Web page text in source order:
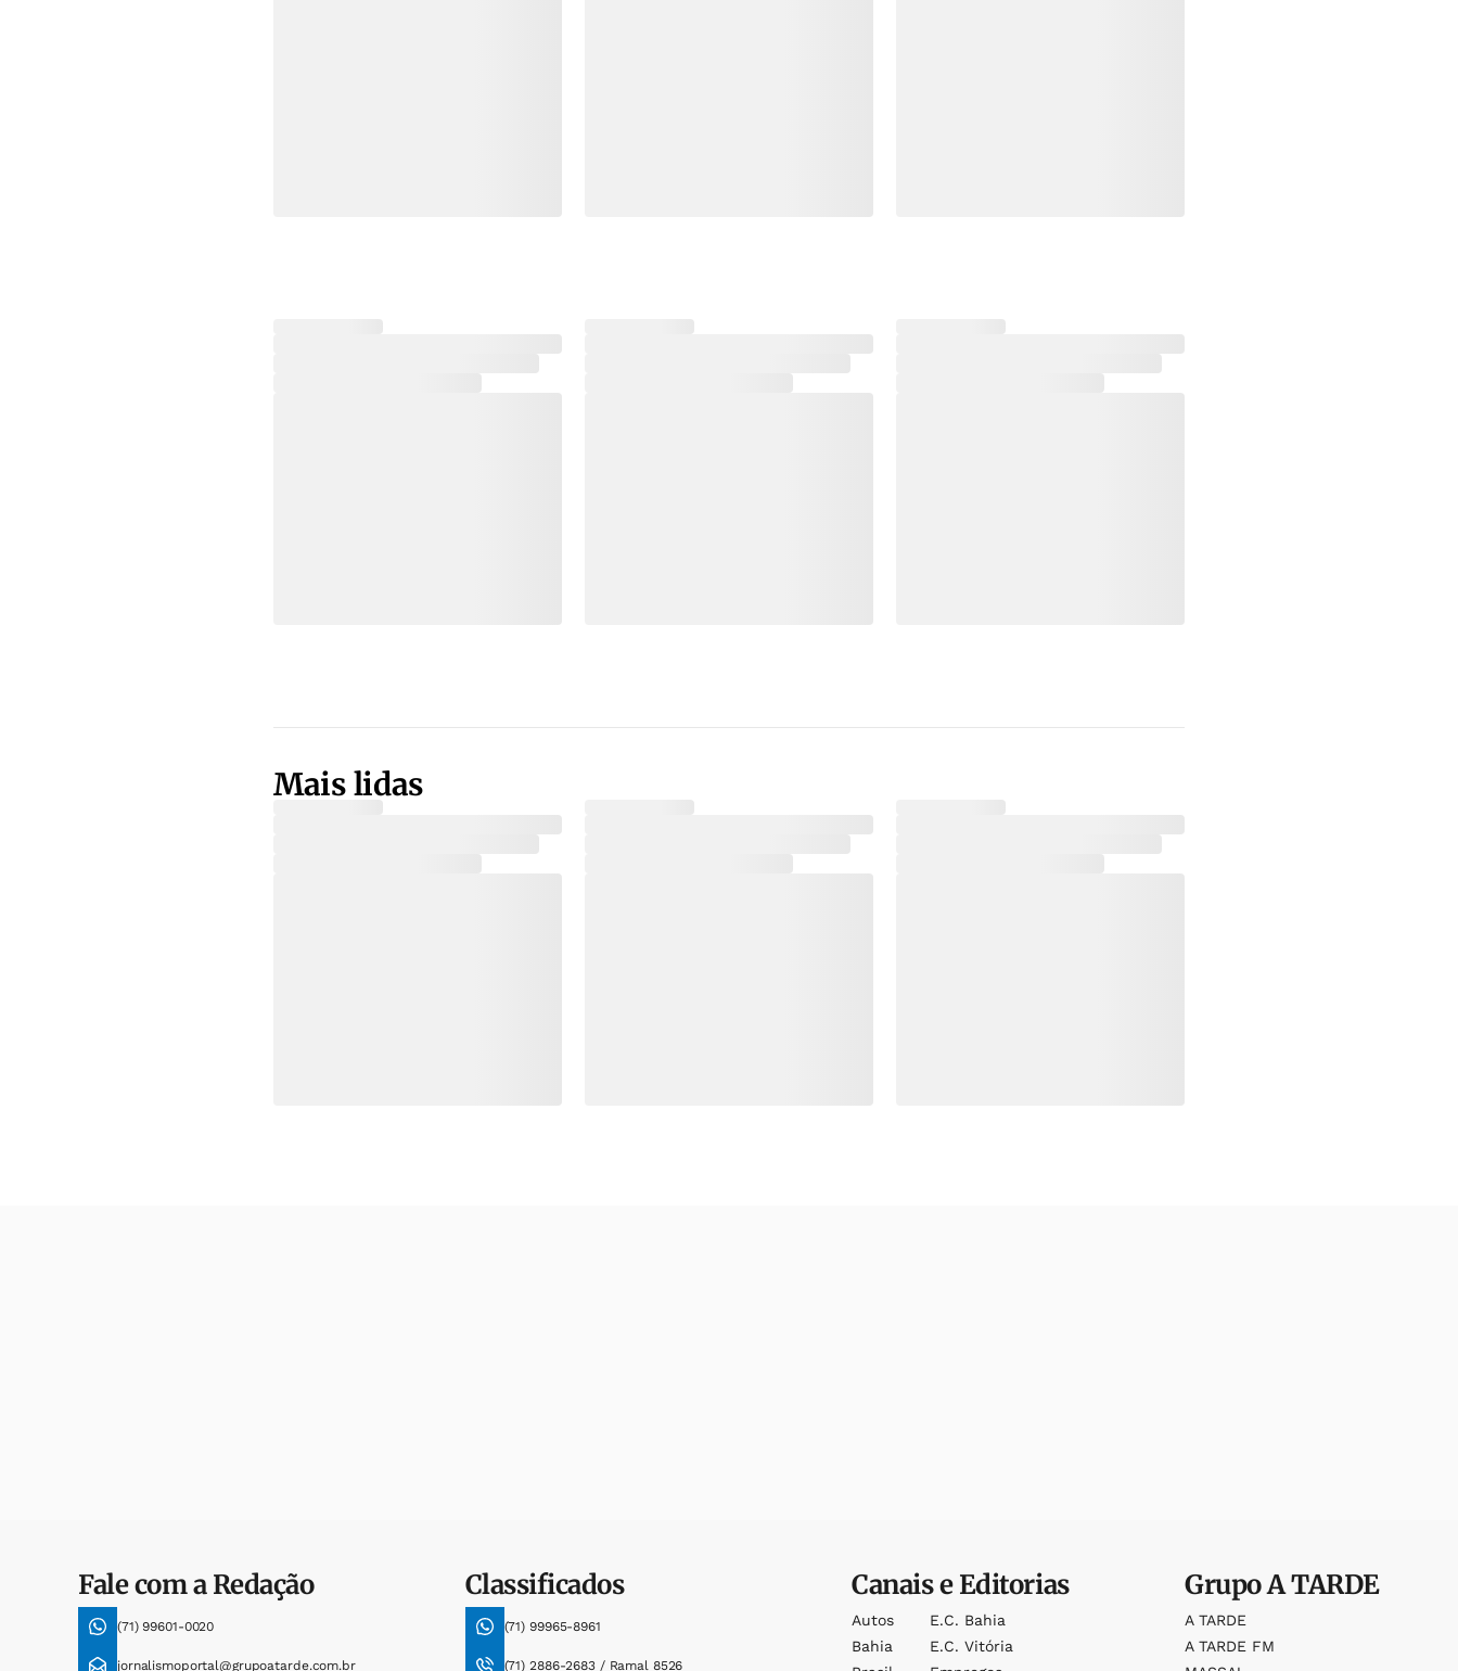
Mais lidas
Fale com a Redação
(71) 99601-0020
jornalismoportal@grupoatarde.com.br
Classificados
(71) 99965-8961
(71) 2886-2683 / Ramal 8526
Canais e Editorias
Autos
Bahia
E.c. Bahia
E.c. Vitória
GrupoA TARDE
A TARDE
A TARDE FM